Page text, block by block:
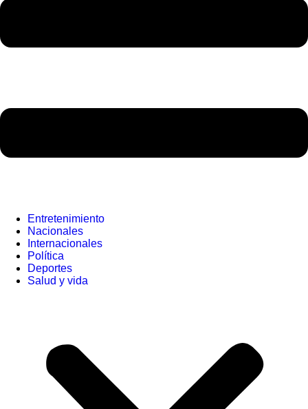
Entretenimiento
Nacionales
Internacionales
Política
Deportes
Salud y vida